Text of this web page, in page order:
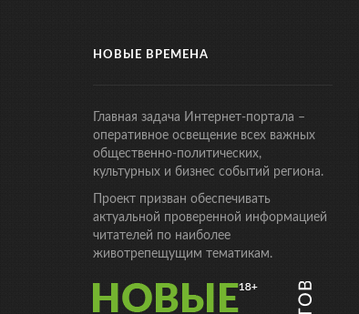
НОВЫЕ ВРЕМЕНА
Главная задача Интернет-портала –
оперативное освещение всех важных
общественно-политических,
культурных и бизнес событий региона.
Проект призван обеспечивать
актуальной проверенной информацией
читателей по наиболее
животрепещущим тематикам.